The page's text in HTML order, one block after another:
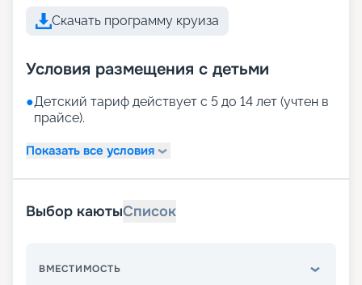
Скачать программу круиза
Условия размещения с детьми
●Детский тариф действует с 5 до 14 лет (учтен в
прайсе).
Показать все условия
Выбор каютыСписок
ВМЕСТИМОСТЬ